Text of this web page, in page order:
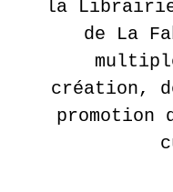
la
de La
création,